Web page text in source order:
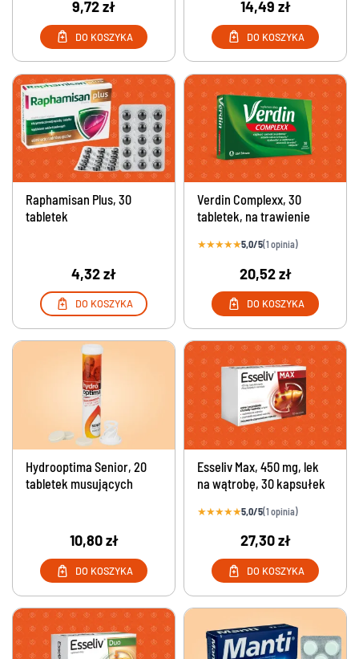
9,72 zł
DO KOSZYKA
14,49 zł
DO KOSZYKA
Raphamisan Plus, 30
tabletek
4,32 zł
DO KOSZYKA
Verdin Complexx, 30
tabletek, na trawienie
★★★★★5,0/5(1 opinia)
20,52 zł
DO KOSZYKA
Hydrooptima Senior, 20
tabletek musujących
10,80 zł
DO KOSZYKA
Esseliv Max, 450 mg, lek
na wątrobę, 30 kapsułek
★★★★★5,0/5(1 opinia)
27,30 zł
DO KOSZYKA